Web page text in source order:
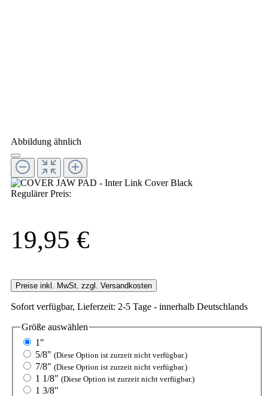
Abbildung ähnlich
Regulärer Preis:
19,95 €
Preise inkl. MwSt. zzgl. Versandkosten
Sofort verfügbar, Lieferzeit: 2-5 Tage - innerhalb Deutschlands
Größe auswählen
1"
5/8" (Diese Option ist zurzeit nicht verfügbar.)
7/8" (Diese Option ist zurzeit nicht verfügbar.)
1 1/8" (Diese Option ist zurzeit nicht verfügbar.)
1 3/8"